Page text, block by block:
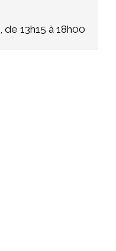
de 13h15 à 18h00